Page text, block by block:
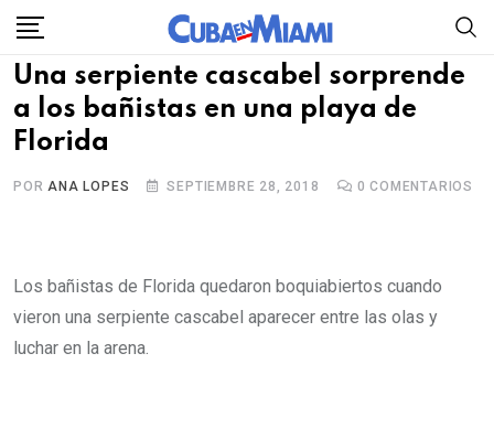
Skip
content
Una serpiente cascabel sorprende
a los bañistas en una playa de
Florida
PORANA LOPES SEPTIEMBRE 28, 2018 0 COMENTARIOS
Los bañistas de Florida quedaron boquiabiertos cuando
vieron una serpiente cascabel aparecer entre las olas y
luchar en la arena.